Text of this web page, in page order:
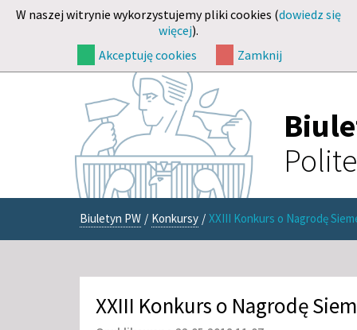
W naszej witrynie wykorzystujemy pliki cookies (dowiedz się
więcej).
Akceptuję cookies
Zamknij
Biuletyn PW / Konkursy / XXIII Konkurs o Nagrodę
XXIII Konkurs o Nagrodę